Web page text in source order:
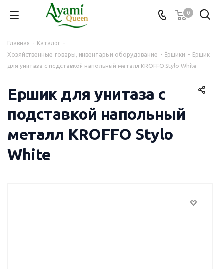
0
Главная - Каталог -
Хозяйственные товары, инвентарь и оборудование - Ëршики - Ершик
для унитаза с подставкой напольный металл KROFFO Stylo White
Ершик для унитаза с
подставкой напольный
металл KROFFO Stylo
White